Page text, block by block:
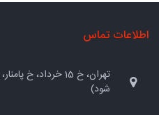
اطلاعات تماس
شود)